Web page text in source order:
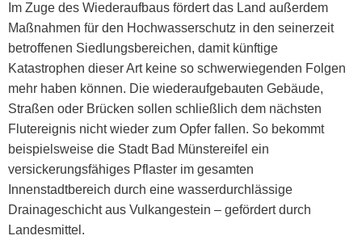
Im Zuge des Wiederaufbaus fördert das Land außerdem
Maßnahmen für den Hochwasserschutz in den seinerzeit
betroffenen Siedlungsbereichen, damit künftige
Katastrophen dieser Art keine so schwerwiegenden Folgen
mehr haben können. Die wiederaufgebauten Gebäude,
Straßen oder Brücken sollen schließlich dem nächsten
Flutereignis nicht wieder zum Opfer fallen. So bekommt
beispielsweise die Stadt Bad Münstereifel ein
versickerungsfähiges Pflaster im gesamten
Innenstadtbereich durch eine wasserdurchlässige
Drainageschicht aus Vulkangestein – gefördert durch
Landesmittel.